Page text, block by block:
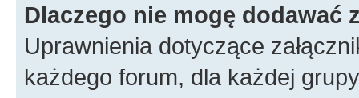
Dlaczego nie mogę dodawać
Uprawnienia dotyczące
każdego forum, dla każdej